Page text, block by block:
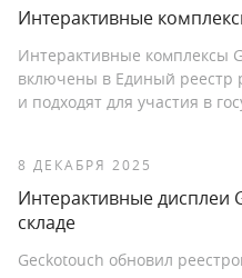
Интерактивные
Интерактивные комплексы
включены в Единый реестр
и подходят для участия в
8 ДЕКАБРЯ 2025
Интерактивные дисплеи
складе
Geckotouch обновил